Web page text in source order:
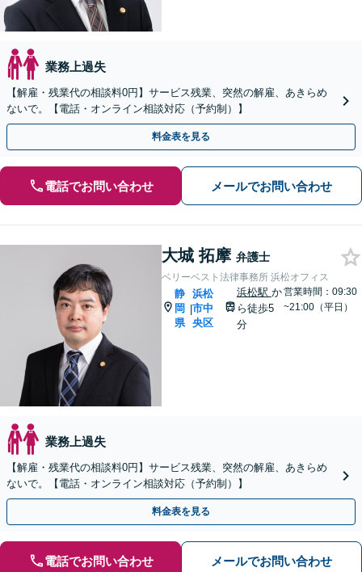
業務上過失
【解雇・残業代の相談料0円】サービス残業、突然の解雇、あきらめ
ないで。【電話・オンライン相談対応（予約制）】
料金表を見る
電話でお問い合わせ メールでお問い合わせ
大城 拓摩 弁護士
ベリーベスト法律事務所 浜松オフィス
静
岡
県
|
浜松
市中
央区
浜松駅 か
ら徒歩5
分
営業時間：09:30
~21:00（平日）
業務上過失
【解雇・残業代の相談料0円】サービス残業、突然の解雇、あきらめ
ないで。【電話・オンライン相談対応（予約制）】
料金表を見る
電話でお問い合わせ メールでお問い合わせ